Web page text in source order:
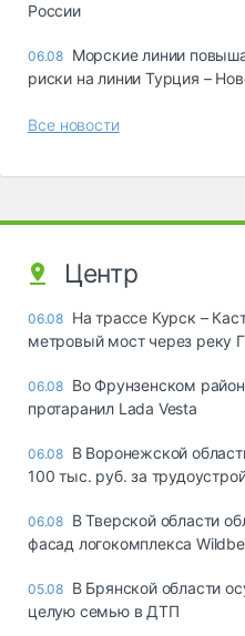
России
06.08 Морские линии
риски на линии Турция –
Все новости
Центр
06.08 На трассе Курск –
метровый мост через реку
06.08 Во Фрунзенском
протаранил Lada Vesta
06.08 В Воронежской
100 тыс. руб. за
06.08 В Тверской области
фасад логокомплекса
05.08 В Брянской области
целую семью в ДТП